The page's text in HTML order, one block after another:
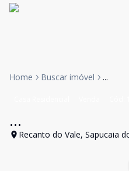
Home Buscar imóvel ...
...
Recanto do Vale, Sapucaia